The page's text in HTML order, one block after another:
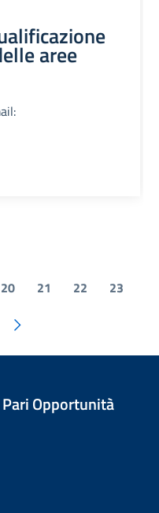
aree
20 21 22
23
Opportunità